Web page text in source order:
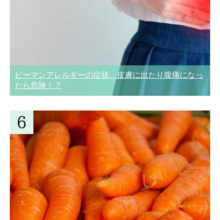
ピーマンアレルギーの症状、皮膚に出たり腹痛になっ
たら危険！？